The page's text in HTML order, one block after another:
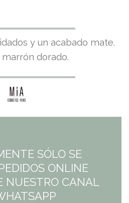
El
precio
original
era:
El
precio
actual
es:
y un acabado mate.
dorado.
SÓLO SE
ONLINE
NUESTRO CANAL